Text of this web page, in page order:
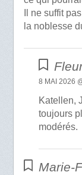
Il ne suffit
la noblesse
8 MAI 2026
Katellen,
toujours
modérés.
Marie-